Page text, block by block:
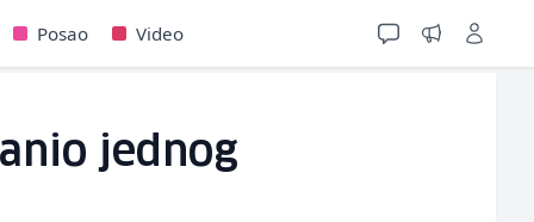
Posao Video
jednog